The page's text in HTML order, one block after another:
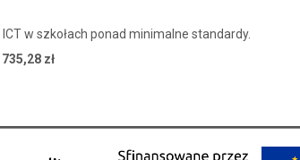
w szkołach ponad minimalne standardy.
zł